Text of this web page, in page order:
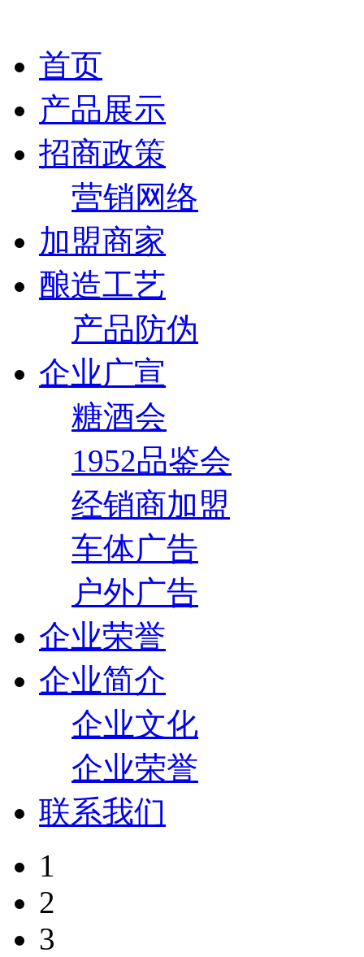
首页
产品展示
招商政策
营销网络
加盟商家
酿造工艺
产品防伪
企业广宣
糖酒会
1952品鉴会
经销商加盟
车体广告
户外广告
企业荣誉
企业简介
企业文化
企业荣誉
联系我们
1
2
3